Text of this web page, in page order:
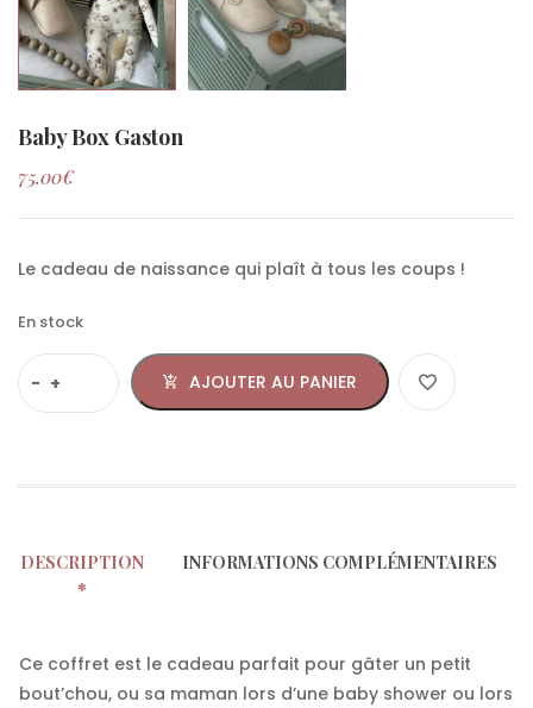
Baby Box Gaston
75.00€
Le cadeau de naissance qui plaît à tous les coups !
En stock
AJOUTER AU PANIER
DESCRIPTION INFORMATIONS COMPLÉMENTAIRES
Ce coffret est le cadeau parfait pour gâter un petit
bout’chou, ou sa maman lors d’une baby shower ou lors